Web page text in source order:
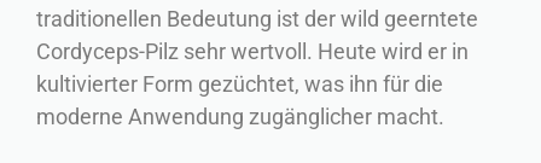
traditionellen Bedeutung ist der wild geerntete
Cordyceps-Pilz sehr wertvoll. Heute wird er in
kultivierter Form gezüchtet, was ihn für die
moderne Anwendung zugänglicher macht.